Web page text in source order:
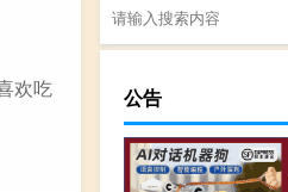
欢吃
公告